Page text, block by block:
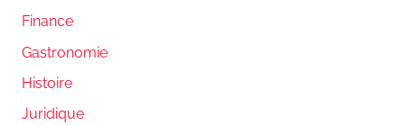
Finance
Gastronomie
Histoire
Juridique